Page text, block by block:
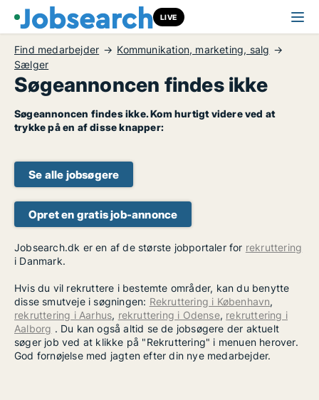
LIVE
Find medarbejder
Kommunikation, marketing, salg
Sælger
Søgeannoncen findes ikke
Søgeannoncen findes ikke. Kom hurtigt videre ved at
trykke på en af disse knapper:
Se alle jobsøgere
Opret en gratis job-annonce
Jobsearch.dk er en af de største jobportaler for rekruttering
i Danmark.
Hvis du vil rekruttere i bestemte områder, kan du benytte
disse smutveje i søgningen: Rekruttering i København,
rekruttering i Aarhus, rekruttering i Odense, rekruttering i
Aalborg . Du kan også altid se de jobsøgere der aktuelt
søger job ved at klikke på "Rekruttering" i menuen herover.
God fornøjelse med jagten efter din nye medarbejder.